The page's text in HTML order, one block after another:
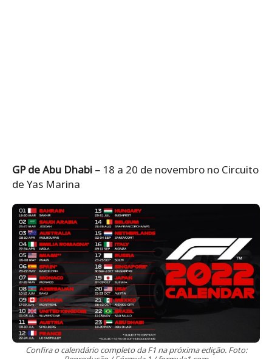
GP de Abu Dhabi – 18 a 20 de novembro no Circuito
de Yas Marina
Confira o calendário completo da F1 na próxima edição. Foto: